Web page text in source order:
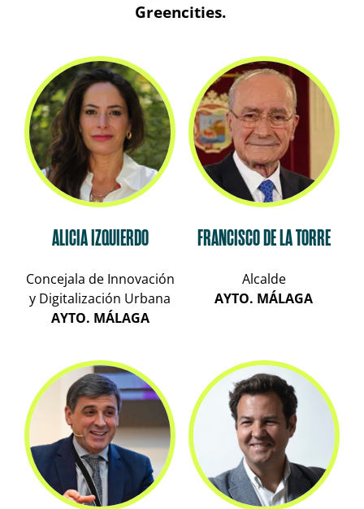
Greencities.
ALICIA IZQUIERDO
Concejala de Innovación
y Digitalización Urbana
AYTO. MÁLAGA
FRANCISCO DE LA TORRE
Alcalde
AYTO. MÁLAGA